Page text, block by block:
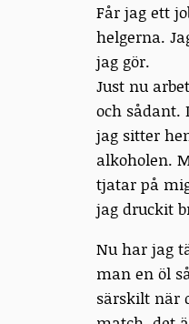
Får jag ett
helgerna.
jag gör.
Just nu
och sådant.
jag sitter
alkoholen.
tjatar på
jag druckit
Nu har jag
man en öl
särskilt när